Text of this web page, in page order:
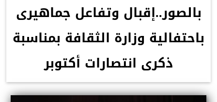
بالصور..إقبال وتفاعل جماهيرى
باحتفالية وزارة الثقافة بمناسبة
ذكرى انتصارات أكتوبر